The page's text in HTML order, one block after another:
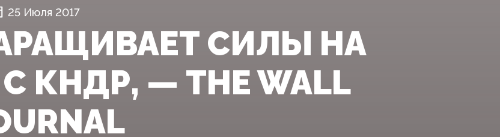
25 Июля 2017
СИЛЫ НА
КНДР, — THE WALL